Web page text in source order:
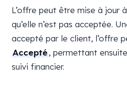
L’offre peut être mise à jour
qu’elle n’est pas acceptée.
accepté par le client, l’offre
Accepté, permettant
suivi financier.